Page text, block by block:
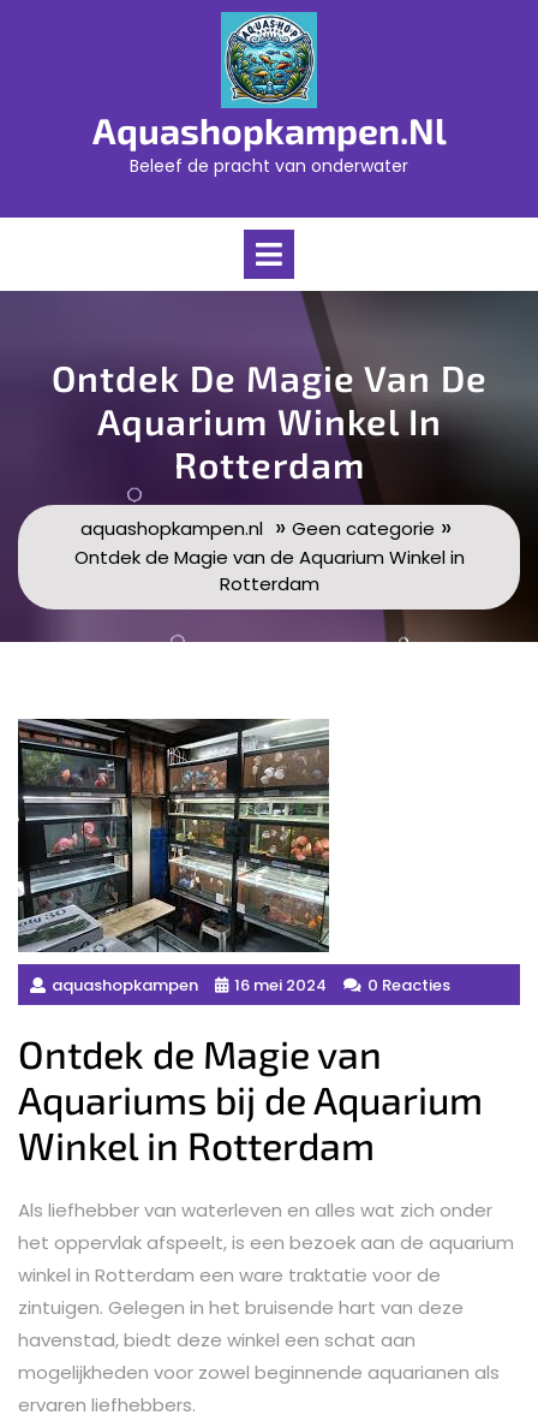
Aquashopkampen.nl
Beleef de pracht van onderwater
Open
Ontdek De Magie Van De
Aquarium Winkel In
Rotterdam
aquashopkampen.nl » Geen categorie »
Ontdek de Magie van de Aquarium Winkel in
Rotterdam
aquashopkampen 16 mei 2024 0 Reacties
Ontdek de Magie van
Aquariums bij de Aquarium
Winkel in Rotterdam
Als liefhebber van waterleven en alles wat zich onder
het oppervlak afspeelt, is een bezoek aan de aquarium
winkel in Rotterdam een ware traktatie voor de
zintuigen. Gelegen in het bruisende hart van deze
havenstad, biedt deze winkel een schat aan
mogelijkheden voor zowel beginnende aquarianen als
ervaren liefhebbers.